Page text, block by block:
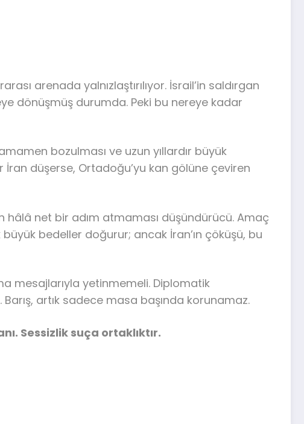
arenada yalnızlaştırılıyor. İsrail’in saldırgan
dönüşmüş durumda. Peki bu nereye kadar
bozulması ve uzun yıllardır büyük
İran düşerse, Ortadoğu’yu kan gölüne çeviren
net bir adım atmaması düşündürücü. Amaç
bedeller doğurur; ancak İran’ın çöküşü, bu
mesajlarıyla yetinmemeli. Diplomatik
artık sadece masa başında korunamaz.
Sessizlik suça ortaklıktır.